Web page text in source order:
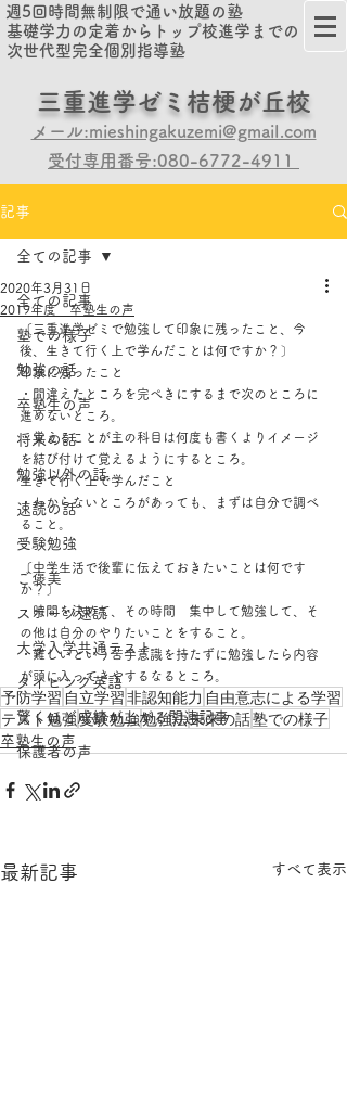
週5回時間無制限で通い放題の塾
基礎学力の定着からトップ校進学までの
次世代型完全個別指導塾
メール:mieshingakuzemi@gmail.com
​​三重進学ゼミ桔梗が丘校
受付専用番号:080-6772-4911
記事
全ての記事
塾での様子
勉強の話
卒塾生の声
将来の話
勉強以外の話
速読の話
受験勉強
ご褒美
スポーツ速読
大学入学共通テスト
タイピング英語
驚くほど成績が上がる関連記事
保護者の声
全ての記事
2019年度 卒塾生の声
2020年3月31日
〔三重進学ゼミで勉強して印象に残ったこと、今
後、生きて行く上で学んだことは何ですか？〕
印象に残ったこと
・間違えたところを完ぺきにするまで次のところに
進めないところ。
・覚えることが主の科目は何度も書くよりイメージ
を結び付けて覚えるようにするところ。
生きて行く上で学んだこと
・わからないところがあっても、まずは自分で調べ
ること。
〔中学生活で後輩に伝えておきたいことは何です
か？〕
・時間を決めて、その時間　集中して勉強して、そ
の他は自分のやりたいことをすること。
・難しいという苦手意識を持たずに勉強したら内容
が頭に入ってきやするなるところ。
予防学習 自立学習非認知能力 自由意志による学習
テスト勉強受験勉強勉強法未来の話塾での様子
卒塾生の声
最新記事 すべて表示